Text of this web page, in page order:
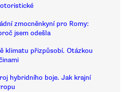
zmocněnkyní pro Romy:
jsem odešla
klimatu přizpůsobí. Otázkou
hybridního boje. Jak krajní